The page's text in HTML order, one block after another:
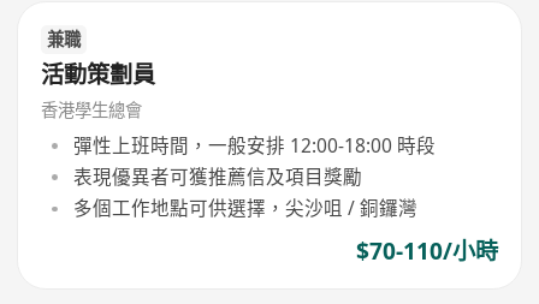
兼職
活動策劃員
香港學生總會
彈性上班時間，一般安排 12:00-18:00 時段
表現優異者可獲推薦信及項目獎勵
多個工作地點可供選擇，尖沙咀 / 銅鑼灣
$70-110/小時